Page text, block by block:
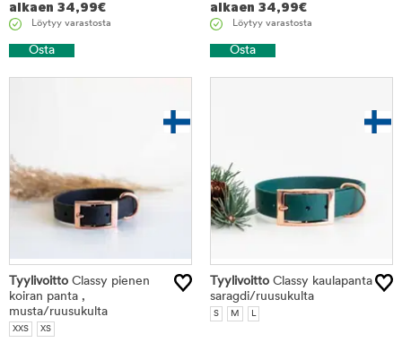
alkaen 34,99€
Löytyy varastosta
Osta
alkaen 34,99€
Löytyy varastosta
Osta
Tyylivoitto Classy pienen
koiran panta ,
musta/ruusukulta
XXS XS
Tyylivoitto Classy kaulapanta
saragdi/ruusukulta
S M L